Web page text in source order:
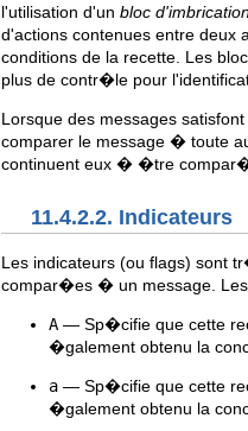
l'utilisation d'un bloc
d'actions contenues entre deux
conditions de la recette. Les
plus de contr�le pour
Lorsque des messages
comparer le message � toute
continuent eux � �tre
11.4.2.2. Indicateurs
Les indicateurs (ou flags) sont
compar�es � un message.
A — Sp�cifie que cette
�galement obtenu la
a — Sp�cifie que cette
�galement obtenu la